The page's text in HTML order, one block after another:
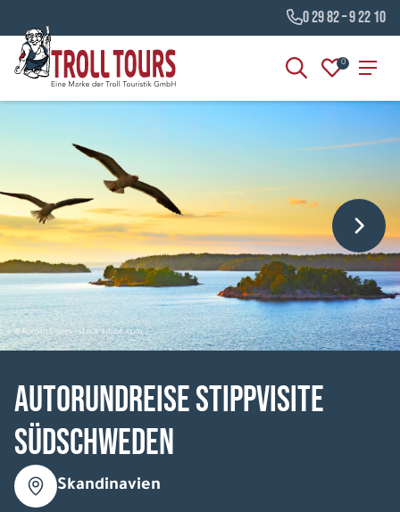
0 29 82 – 9 22 10
0
© Roman Sigaev - stock.adobe.com
Autorundreise Stippvisite
Südschweden
Skandinavien